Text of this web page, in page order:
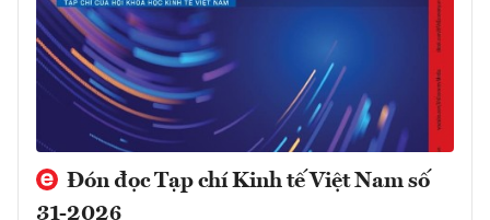
Đón đọc Tạp chí Kinh tế Việt Nam số
31-2026